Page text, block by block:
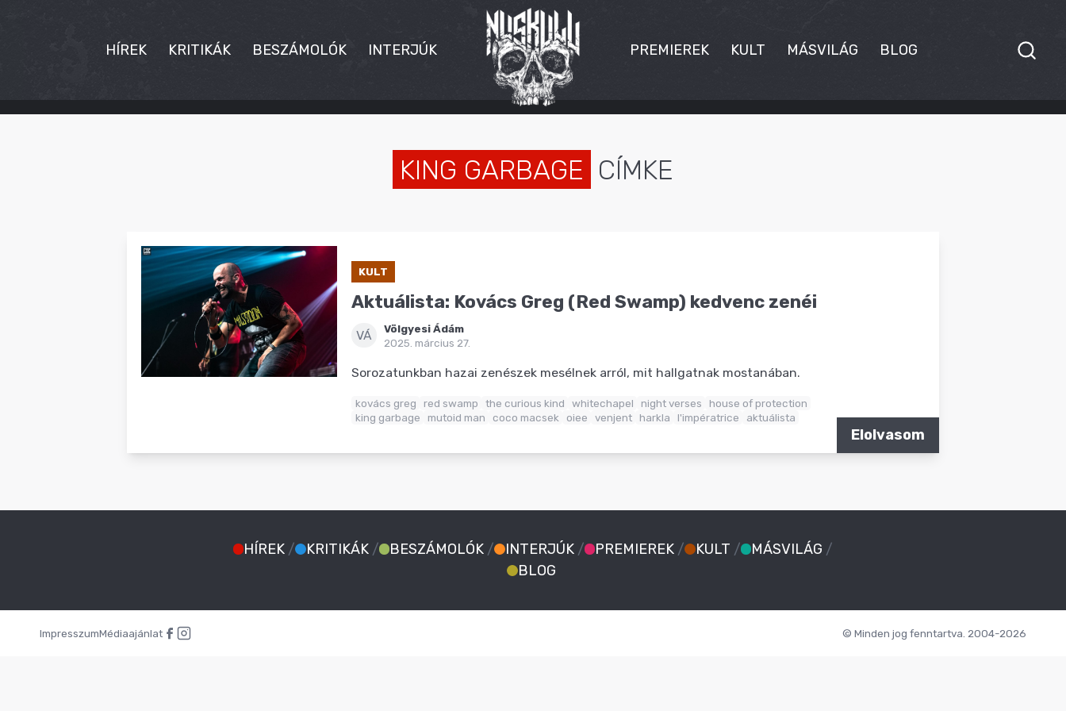
HÍREK KRITIKÁK BESZÁMOLÓK INTERJÚK PREMIEREK KULT MÁSVILÁG BLOG
HÍREK
KING GARBAGE CÍMKE
KULT
Aktuálista: Kovács Greg (Red Swamp) kedvenc zenéi
VÁ
Völgyesi Ádám
2025. március 27.
Sorozatunkban hazai zenészek mesélnek arról, mit hallgatnak mostanában.
kovács greg red swamp the curious kind whitechapel night verses
house of protection
king garbage
mutoid man coco macsek oiee venjent harkla l'impératrice aktuálista
Elolvasom
HÍREK / KRITIKÁK / BESZÁMOLÓK / INTERJÚK / PREMIEREK / KULT / MÁSVILÁG /
BLOG
ImpresszumMédiaajánlat © Minden jog fenntartva. 2004-2026